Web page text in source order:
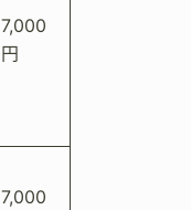
7,000
円
7,000